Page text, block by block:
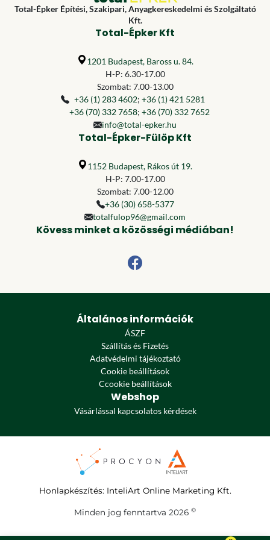
Total-Épker Építési, Szakipari, Anyagkereskedelmi és Szolgáltató
Kft.
Total-Épker Kft
1201 Budapest, Baross u. 84.
H-P: 6.30-17.00
Szombat: 7.00-13.00
+36 (1) 283 4602; +36 (1) 421 5281
+36 (70) 332 7658; +36 (70) 332 7652
info@total-epker.hu
Total-Épker-Fülöp Kft
1152 Budapest, Rákos út 19.
H-P: 7.00-17.00
Szombat: 7.00-12.00
+36 (30) 658-5377
totalfulop96@gmail.com
Kövess minket a közösségi médiában!
Általános információk
ÁSZF
Szállítás és Fizetés
Adatvédelmi tájékoztató
Cookie beállítások
Ccookie beállítások
Webshop
Vásárlással kapcsolatos kérdések
Honlapkészítés: InteliArt Online Marketing Kft.
Minden jog fenntartva 2026 ©